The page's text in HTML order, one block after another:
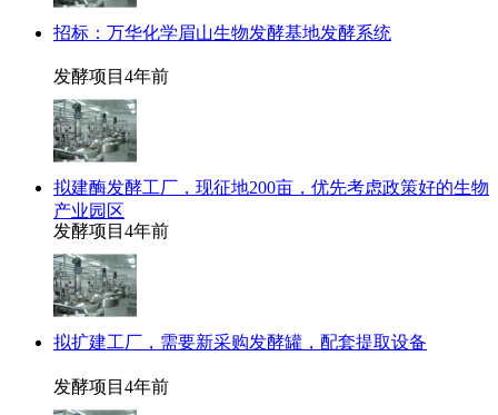
招标：万华化学眉山生物发酵基地发酵系统
发酵项目 4年前
拟建酶发酵工厂，现征地200亩，优先考虑政策好的生物
产业园区
发酵项目 4年前
拟扩建工厂，需要新采购发酵罐，配套提取设备
发酵项目 4年前